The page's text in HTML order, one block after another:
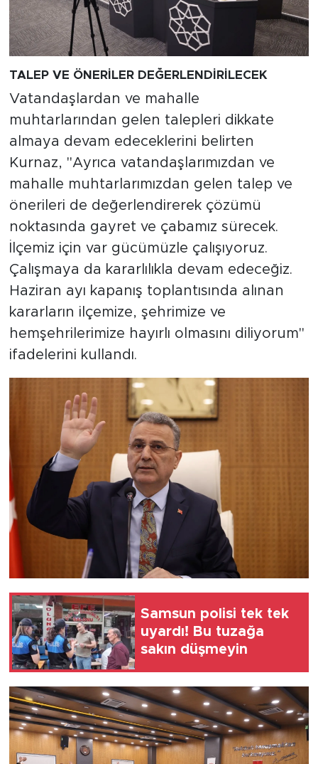
TALEP VE ÖNERİLER DEĞERLENDİRİLECEK
Vatandaşlardan ve mahalle
muhtarlarından gelen talepleri dikkate
almaya devam edeceklerini belirten
Kurnaz, "Ayrıca vatandaşlarımızdan ve
mahalle muhtarlarımızdan gelen talep ve
önerileri de değerlendirerek çözümü
noktasında gayret ve çabamız sürecek.
İlçemiz için var gücümüzle çalışıyoruz.
Çalışmaya da kararlılıkla devam edeceğiz.
Haziran ayı kapanış toplantısında alınan
kararların ilçemize, şehrimize ve
hemşehrilerimize hayırlı olmasını diliyorum"
ifadelerini kullandı.
Samsun polisi tek tek
uyardı! Bu tuzağa
sakın düşmeyin